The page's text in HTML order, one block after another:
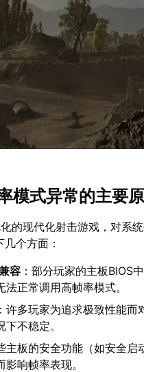
模式异常的主要
的现代化射击游戏，对系
个方面：
容 ：部分玩家的主板BIOS
正常调用高帧率模式。
：许多玩家为追求极致性能
不稳定。
主板的安全功能（如安全启
响帧率表现。